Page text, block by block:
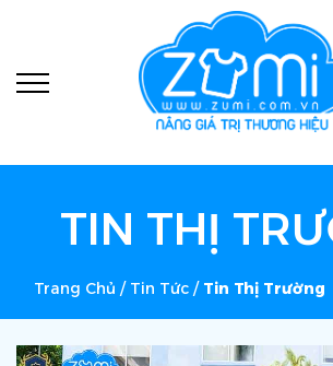
TIN THỊ
Trang Chủ / Tin Tức / Tin Thị Trường